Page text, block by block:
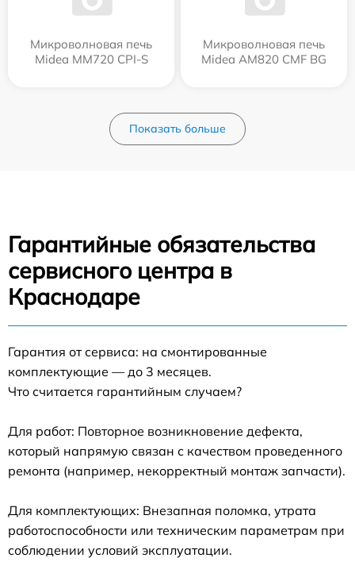
Микроволновая печь
Midea MM720 CPI-S
Микроволновая печь
Midea AM820 CMF BG
Показать больше
Гарантийные обязательства
сервисного центра в
Краснодаре
Гарантия от сервиса: на смонтированные
комплектующие — до 3 месяцев.
Что считается гарантийным случаем?
Для работ: Повторное возникновение дефекта,
который напрямую связан с качеством проведенного
ремонта (например, некорректный монтаж запчасти).
Для комплектующих: Внезапная поломка, утрата
работоспособности или техническим параметрам при
соблюдении условий эксплуатации.